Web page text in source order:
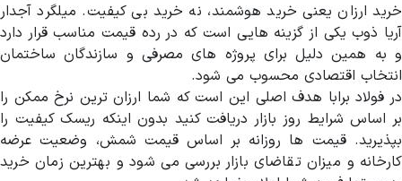
خرید ارزان یعنی خرید هوشمند، نه خرید بی کیفیت. میلگرد آجدار
آریا ذوب یکی از گزینه هایی است که در رده قیمت مناسب قرار دارد
و به همین دلیل برای پروژه های مصرفی و سازندگان ساختمان
انتخاب اقتصادی محسوب می شود.
در فولاد برابا هدف اصلی این است که شما ارزان ترین نرخ ممکن را
بر اساس شرایط روز بازار دریافت کنید بدون اینکه ریسک کیفیت را
بپذیرید. قیمت ها روزانه بر اساس قیمت شمش، وضعیت عرضه
کارخانه و میزان تقاضای بازار بررسی می شود و بهترین زمان خرید